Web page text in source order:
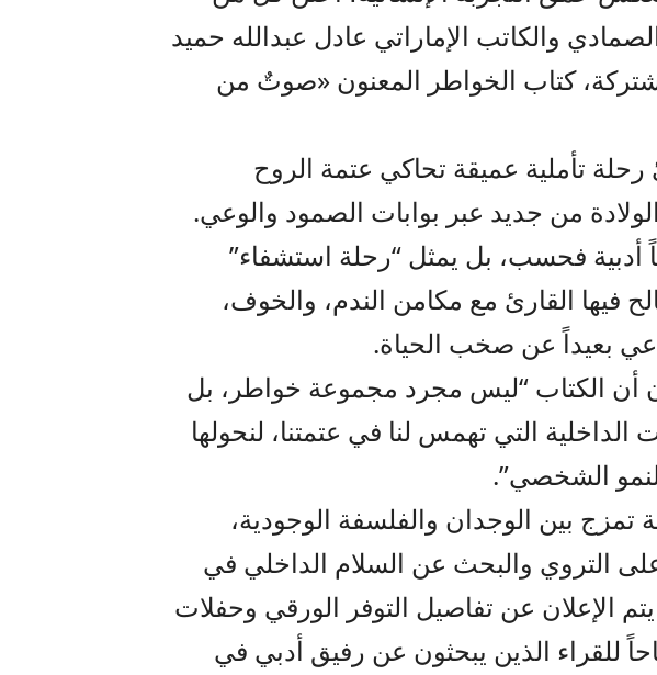
والكاتب الإماراتي عادل عبدالله حميد
كتاب الخواطر المعنون «صوتٌ من
رحلة تأملية عميقة تحاكي عتمة الروح
من جديد عبر بوابات الصمود والوعي.
أدبية فحسب، بل يمثل “رحلة استشفاء”
فيها القارئ مع مكامن الندم، والخوف،
بعيداً عن صخب الحياة.
أن الكتاب “ليس مجرد مجموعة خواطر، بل
التي تهمس لنا في عتمتنا، لنحولها
الشخصي”.
تمزج بين الوجدان والفلسفة الوجودية،
التروي والبحث عن السلام الداخلي في
الإعلان عن تفاصيل التوفر الورقي وحفلات
للقراء الذين يبحثون عن رفيق أدبي في